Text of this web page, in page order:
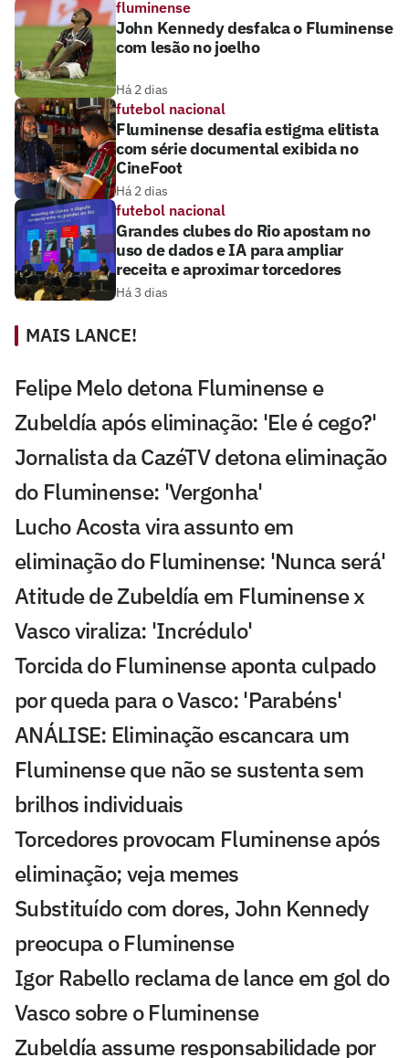
fluminense
John Kennedy desfalca o Fluminense
com lesão no joelho
Há 2 dias
futebol nacional
Fluminense desafia estigma elitista
com série documental exibida no
CineFoot
Há 2 dias
futebol nacional
Grandes clubes do Rio apostam no
uso de dados e IA para ampliar
receita e aproximar torcedores
Há 3 dias
MAIS LANCE!
Felipe Melo detona Fluminense e
Zubeldía após eliminação: 'Ele é cego?'
Jornalista da CazéTV detona eliminação
do Fluminense: 'Vergonha'
Lucho Acosta vira assunto em
eliminação do Fluminense: 'Nunca será'
Atitude de Zubeldía em Fluminense x
Vasco viraliza: 'Incrédulo'
Torcida do Fluminense aponta culpado
por queda para o Vasco: 'Parabéns'
ANÁLISE: Eliminação escancara um
Fluminense que não se sustenta sem
brilhos individuais
Torcedores provocam Fluminense após
eliminação; veja memes
Substituído com dores, John Kennedy
preocupa o Fluminense
Igor Rabello reclama de lance em gol do
Vasco sobre o Fluminense
Zubeldía assume responsabilidade por